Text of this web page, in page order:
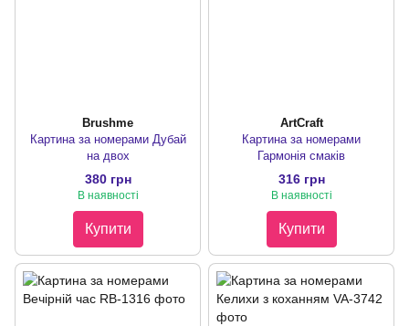
Brushme
Картина за номерами Дубай
на двох
380 грн
В наявності
Купити
ArtCraft
Картина за номерами
Гармонія смаків
316 грн
В наявності
Купити